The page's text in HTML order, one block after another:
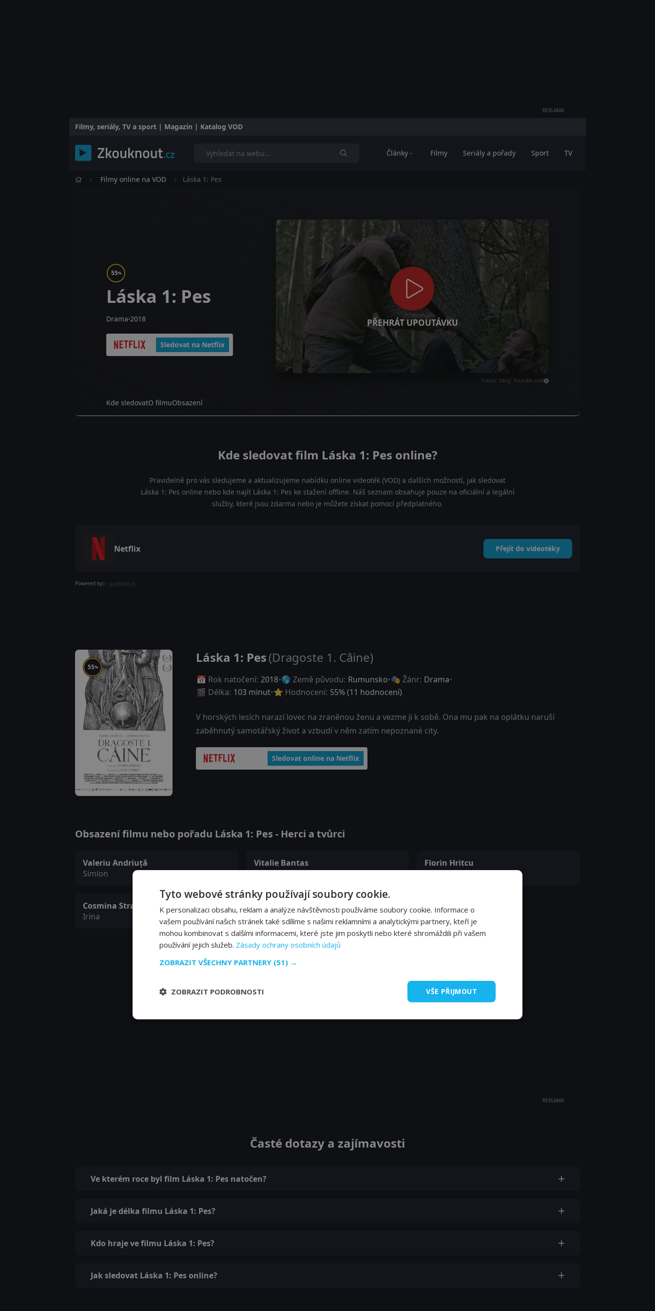
REKLAMA
Filmy, seriály, TV a sport | Magazín | Katalog VOD
Články Filmy Seriály a pořady Sport TV
Filmy online na VOD Láska 1: Pes
PŘEHRÁT UPOUTÁVKU
Trailer, zdroj: Youtube.com
55%
Láska 1: Pes
Drama 2018
Sledovat na Netflix
Kde sledovatO filmuObsazení
Kde sledovat film Láska 1: Pes online?
Pravidelně pro vás sledujeme a aktualizujeme nabídku online videoték (VOD) a dalších možností, jak sledovat
Láska 1: Pes online nebo kde najít Láska 1: Pes ke stažení offline. Náš seznam obsahuje pouze na oficiální a legální
služby, které jsou zdarma nebo je můžete získat pomocí předplatného.
Netflix Přejít do videotéky
Powered by
55%
Láska 1: Pes(Dragoste 1. Câine)
📅 Rok natočení: 2018 🌎 Země původu: Rumunsko 🎭 Žánr: Drama
🎬 Délka: 103 minut ⭐ Hodnocení: 55% (11 hodnocení)
V horských lesích narazí lovec na zraněnou ženu a vezme ji k sobě. Ona mu pak na oplátku naruší
zaběhnutý samotářský život a vzbudí v něm zatím nepoznané city.
Sledovat online na Netflix
Obsazení filmu nebo pořadu Láska 1: Pes - Herci a tvůrci
Valeriu Andriuță
Simion
Vitalie Bantas
Gheorghe
Florin Hritcu
Mircea
Cosmina Stratan
Irina
REKLAMA
Časté dotazy a zajímavosti
Ve kterém roce byl film Láska 1: Pes natočen?
Jaká je délka filmu Láska 1: Pes?
Kdo hraje ve filmu Láska 1: Pes?
Jak sledovat Láska 1: Pes online?
Tyto webové stránky používají soubory cookie.
K personalizaci obsahu, reklam a analýze návštěvnosti používáme soubory cookie. Informace o
vašem používání našich stránek také sdílíme s našimi reklamními a analytickými partnery, kteří je
mohou kombinovat s dalšími informacemi, které jste jim poskytli nebo které shromáždili při vašem
používání jejich služeb. Zásady ochrany osobních údajů
ZOBRAZIT VŠECHNY PARTNERY (51) →
VŠE PŘIJMOUT
ZOBRAZIT PODROBNOSTI